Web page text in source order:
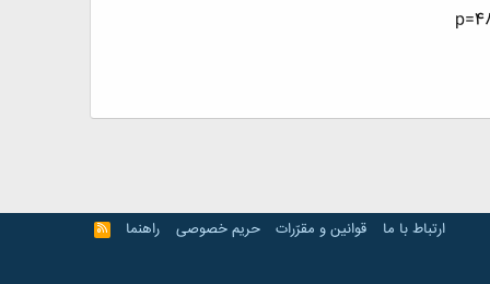
ارتباط با ما قوانین و مقرّرات حریم خصوصی راهنما
R
S